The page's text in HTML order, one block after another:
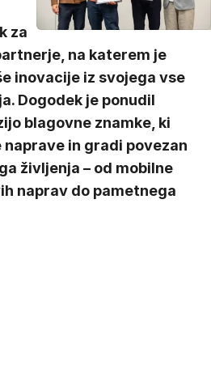
za
na katerem je
inovacije iz svojega vse
Dogodek je ponudil
blagovne znamke, ki
in gradi povezan
življenja – od mobilne
naprav do pametnega